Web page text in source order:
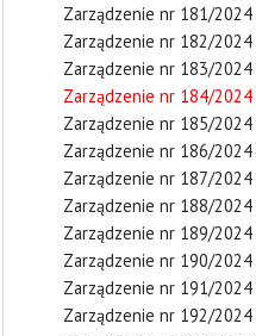
Zarządzenie nr 181/2024
Zarządzenie nr 182/2024
Zarządzenie nr 183/2024
Zarządzenie nr 184/2024
Zarządzenie nr 185/2024
Zarządzenie nr 186/2024
Zarządzenie nr 187/2024
Zarządzenie nr 188/2024
Zarządzenie nr 189/2024
Zarządzenie nr 190/2024
Zarządzenie nr 191/2024
Zarządzenie nr 192/2024